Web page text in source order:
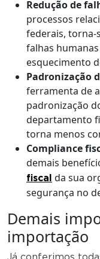
Redução de
processos
federais, torna-
falhas
esquecimento
Padronização
ferramenta de
padronização
departamento
torna menos
Compliance
demais
fiscal da sua
segurança no
Demais
importação